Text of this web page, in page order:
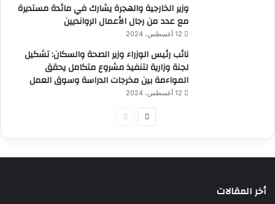
وزير الخارجية والهجرة يشارك في مائدة مستديرة
مع عدد من رجال الأعمال الروانديين
12 أغسطس، 2024
نائب رئيس الوزراء وزير الصحة والسكان: تشكيل
لجنة وزارية لتنفيذ مشروع متكامل يحقق
المواءمة بين مخرجات الدراسة وسوق العمل
12 أغسطس، 2024
الصفحة
أخر المقالات